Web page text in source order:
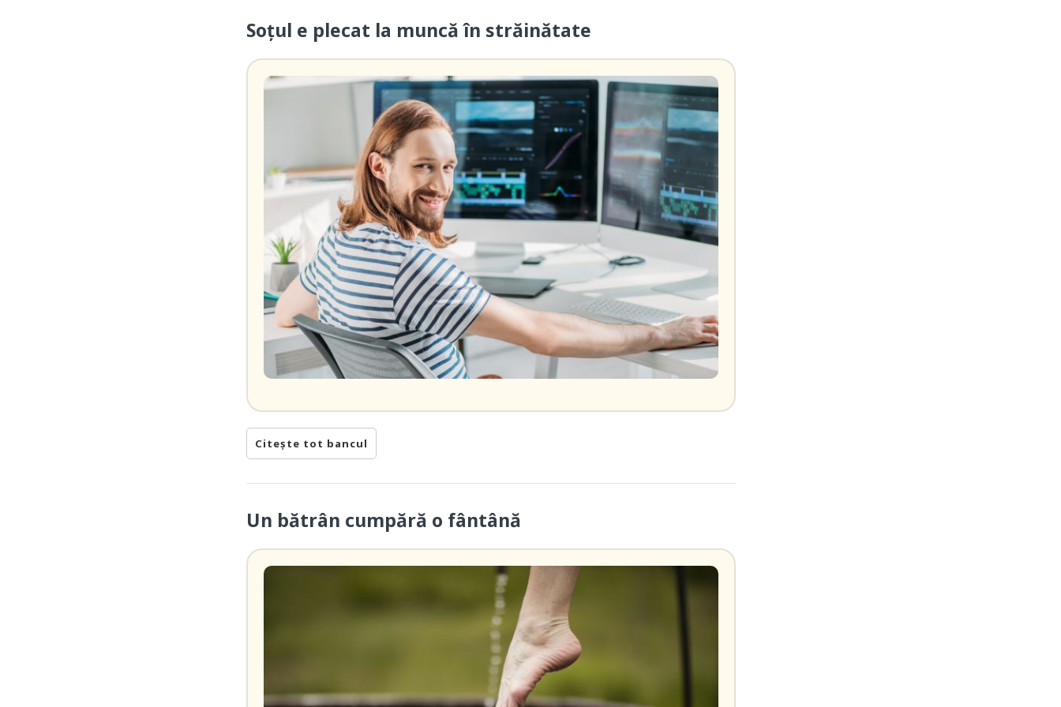
Soțul e plecat la muncă în străinătate
Citește tot bancul
Un bătrân cumpără o fântână